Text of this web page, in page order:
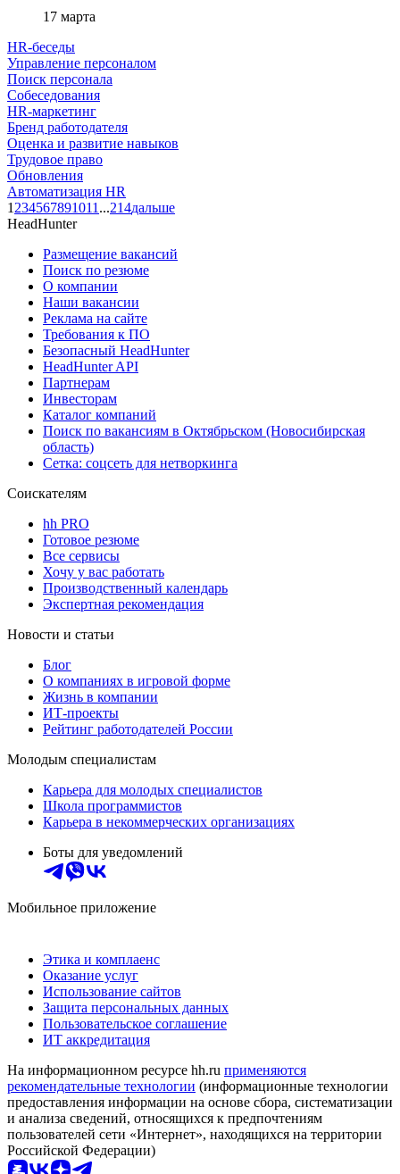
17 марта
HR-беседы
Управление персоналом
Поиск персонала
Собеседования
HR-маркетинг
Бренд работодателя
Оценка и развитие навыков
Трудовое право
Обновления
Автоматизация HR
1 234567891011 ...214дальше
HeadHunter
Размещение вакансий
Поиск по резюме
О компании
Наши вакансии
Реклама на сайте
Требования к ПО
Безопасный HeadHunter
HeadHunter API
Партнерам
Инвесторам
Каталог компаний
Поиск по вакансиям в Октябрьском (Новосибирская
область)
Сетка: соцсеть для нетворкинга
Соискателям
hh PRO
Готовое резюме
Все сервисы
Хочу у вас работать
Производственный календарь
Экспертная рекомендация
Новости и статьи
Блог
О компаниях в игровой форме
Жизнь в компании
ИТ-проекты
Рейтинг работодателей России
Молодым специалистам
Карьера для молодых специалистов
Школа программистов
Карьера в некоммерческих организациях
Боты для уведомлений
Мобильное приложение
Этика и комплаенс
Оказание услуг
Использование сайтов
Защита персональных данных
Пользовательское соглашение
ИТ аккредитация
На информационном ресурсе hh.ru применяются
рекомендательные технологии (информационные технологии
предоставления информации на основе сбора, систематизации
и анализа сведений, относящихся к предпочтениям
пользователей сети «Интернет», находящихся на территории
Российской Федерации)